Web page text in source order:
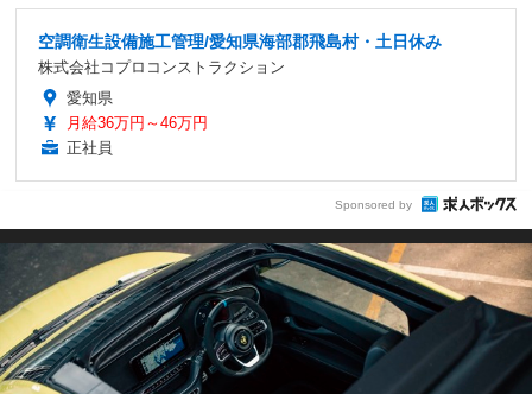
空調衛生設備施工管理/愛知県海部郡飛島村・土日休み
株式会社コプロコンストラクション
愛知県
月給36万円～46万円
正社員
Sponsored by